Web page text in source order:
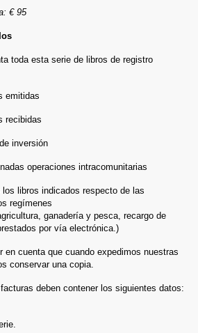
€ 95
toda esta serie de libros de registro
emitidas
recibidas
inversión
operaciones intracomunitarias
libros indicados respecto de las
regímenes
ganadería y pesca, recargo de
por vía electrónica.)
en cuenta que cuando expedimos nuestras
conservar una copia.
deben contener los siguientes datos: